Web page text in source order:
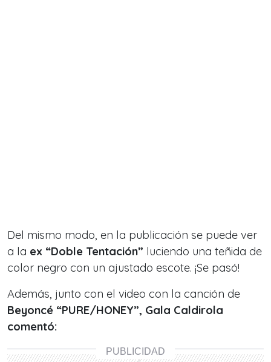
Del mismo modo, en la publicación se puede ver
a la ex “Doble Tentación” luciendo una teñida de
color negro con un ajustado escote. ¡Se pasó!
Además, junto con el video con la canción de
Beyoncé “PURE/HONEY”, Gala Caldirola
comentó: